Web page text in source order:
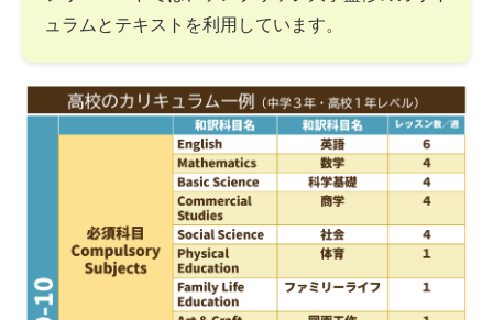
ュラムとテキストを利用しています。